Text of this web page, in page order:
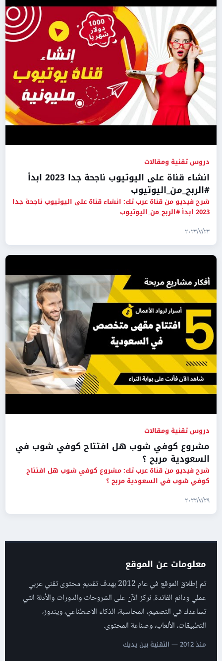
دروس تقنية ومقالات
انشاء قناة على اليوتيوب ناجحة جدا 2023 ابدأ
#الربح_من_اليوتيوب
شرح فيديو من قناة عرب تك: انشاء قناة على اليوتيوب ناجحة جدا
2023 ابدأ #الربح_من_اليوتيوب
٢٣‏/٧‏/٢٠٢٣
دروس تقنية ومقالات
مشروع كوفي شوب هل افتتاح كوفي شوب في
السعودية مربح ؟
شرح فيديو من قناة عرب تك: مشروع كوفي شوب هل افتتاح
كوفي شوب في السعودية مربح ؟
٢٩‏/٧‏/٢٠٢٢
معلومات عن الموقع
تم إطلاق الموقع في عام 2012 بهدف تقديم محتوى تقني عربي
عملي ودائم الفائدة. نركز الآن على الشروحات والدورات والأدلة التي
تساعدك في التصميم، المحاسبة، الذكاء الاصطناعي، ويندوز،
التطبيقات، الألعاب، وصناعة المحتوى.
منذ 2012 — التقنية بين يديك